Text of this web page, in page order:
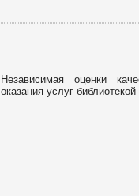
Независимая оценки
оказания услуг библиотекой